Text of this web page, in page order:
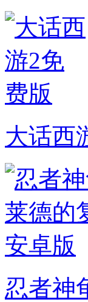
大话西
忍者神